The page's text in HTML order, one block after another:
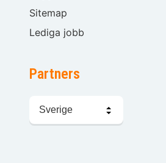
Sitemap
Lediga jobb
Partners
språk